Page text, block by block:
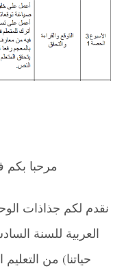
مرحبا
نقدم لكم جذاذات
العربية للسنة
حياتنا) من